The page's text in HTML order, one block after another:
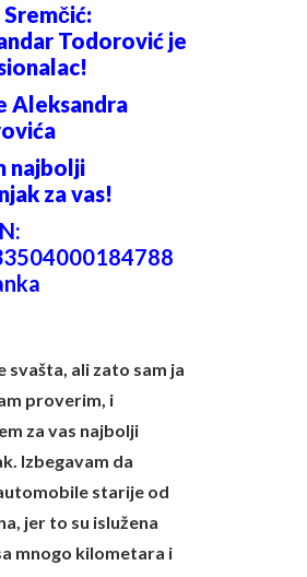
Sremčić:
Todorović je
Aleksandra
najbolji
za vas!
svašta, ali zato sam ja
proverim, i
za vas najbolji
Izbegavam da
starije od
jer to su islužena
mnogo kilometara i